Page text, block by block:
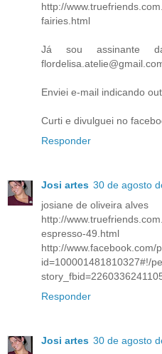
http://
fairies.html
Já sou assinante
Enviei e-mail indicando
Curti e divulguei no
Responder
Josi artes 30 de agosto
josiane de oliveira alves
http://
espresso-49.html
http://www.facebook.com/
id=100001481810327#!/
Responder
Josi artes 30 de agosto